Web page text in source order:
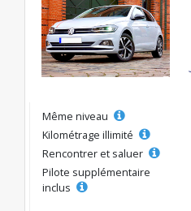
Même niveau
Kilométrage illimité
Rencontrer et saluer
Pilote supplémentaire
inclus